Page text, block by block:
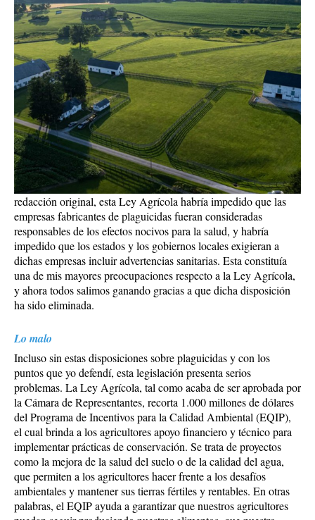
redacción original, esta Ley Agrícola habría impedido que las
empresas fabricantes de plaguicidas fueran consideradas
responsables de los efectos nocivos para la salud, y habría
impedido que los estados y los gobiernos locales exigieran a
dichas empresas incluir advertencias sanitarias. Esta constituía
una de mis mayores preocupaciones respecto a la Ley Agrícola,
y ahora todos salimos ganando gracias a que dicha disposición
ha sido eliminada.
Lo malo
Incluso sin estas disposiciones sobre plaguicidas y con los
puntos que yo defendí, esta legislación presenta serios
problemas. La Ley Agrícola, tal como acaba de ser aprobada por
la Cámara de Representantes, recorta 1.000 millones de dólares
del Programa de Incentivos para la Calidad Ambiental (EQIP),
el cual brinda a los agricultores apoyo financiero y técnico para
implementar prácticas de conservación. Se trata de proyectos
como la mejora de la salud del suelo o de la calidad del agua,
que permiten a los agricultores hacer frente a los desafíos
ambientales y mantener sus tierras fértiles y rentables. En otras
palabras, el EQIP ayuda a garantizar que nuestros agricultores